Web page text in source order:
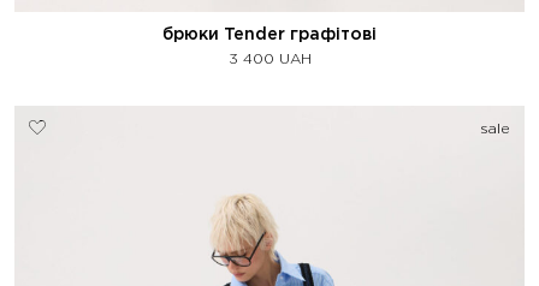
брюки Tender графітові
3 400 UAH
sale